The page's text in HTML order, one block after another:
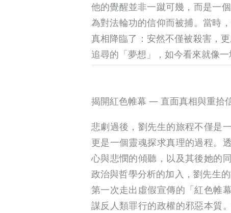
他的覺醒並非一蹴可幾，而是一
為對法輪功的信仰而被捕。當時
真相降臨了：安然不僅被殺害，
追尋的「夢想」，如今看來就像
揭開紅色帷幕 ― 直面真相與重拾
悲劇過後，劉先生的旅程不僅是
更是一個靈魂探求真理的過程。
心與悲憫的傾聽，以及其後她的
政治與哲學分析的加入，劉先生
第一次走出虛假宣傳的「紅色帷
謀反人類罪行的政權的邪惡本質